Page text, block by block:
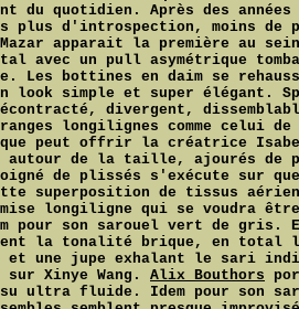
du quotidien. Après des années
plus d'introspection, moins de
apparait la première au
avec un pull asymétrique
Les bottines en daim se
look simple et super élégant.
divergent,
longilignes comme celui
que peut offrir la créatrice
autour de la taille, ajourés de
de plissés s'exécute sur
superposition de tissus
longiligne qui se voudra
pour son sarouel vert de
la tonalité brique, en total
et une jupe exhalant le sari
sur Xinye Wang. Alix Bouthors
ultra fluide. Idem pour son